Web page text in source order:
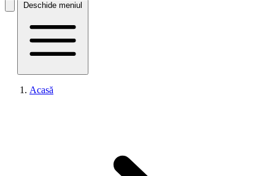
Deschide meniul
Acasă